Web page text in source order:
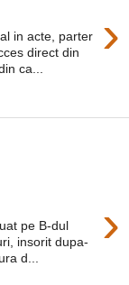
›
in acte, parter
direct din
ca...
›
pe B-dul
insorit dupa-
d...